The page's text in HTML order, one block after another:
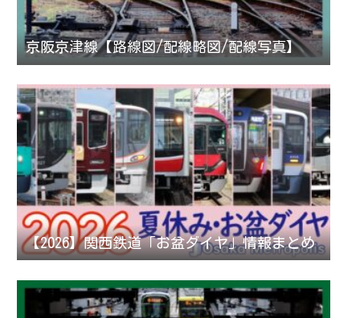
京阪京津線【路線図/配線略図/配線写真】
【2026】関西鉄道「お盆ダイヤ」情報まとめ